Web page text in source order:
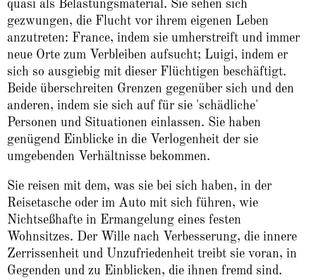
quasi als Belastungsmaterial. Sie sehen sich
gezwungen, die Flucht vor ihrem eigenen Leben
anzutreten: France, indem sie umherstreift und immer
neue Orte zum Verbleiben aufsucht; Luigi, indem er
sich so ausgiebig mit dieser Flüchtigen beschäftigt.
Beide überschreiten Grenzen gegenüber sich und den
anderen, indem sie sich auf für sie 'schädliche'
Personen und Situationen einlassen. Sie haben
genügend Einblicke in die Verlogenheit der sie
umgebenden Verhältnisse bekommen.
Sie reisen mit dem, was sie bei sich haben, in der
Reisetasche oder im Auto mit sich führen, wie
Nichtseßhafte in Ermangelung eines festen
Wohnsitzes. Der Wille nach Verbesserung, die innere
Zerrissenheit und Unzufriedenheit treibt sie voran, in
Gegenden und zu Einblicken, die ihnen fremd sind.